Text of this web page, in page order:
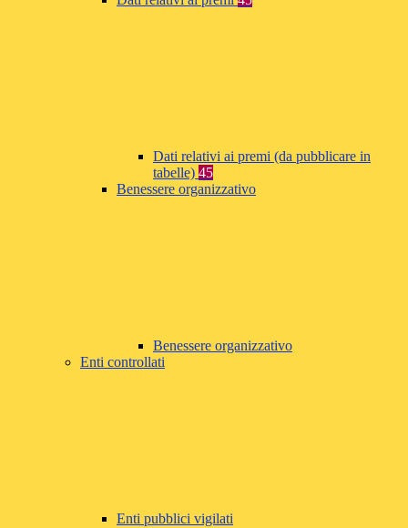
Dati relativi ai premi (da pubblicare in
tabelle) 45
Benessere organizzativo
Benessere organizzativo
Enti controllati
Enti pubblici vigilati